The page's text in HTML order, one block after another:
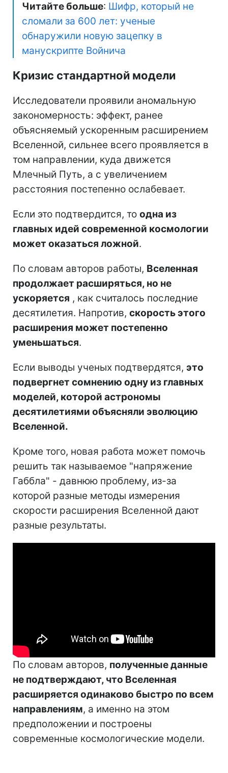
Читайте больше: Шифр, который не
сломали за 600 лет: ученые
обнаружили новую зацепку в
манускрипте Войнича
Кризис стандартной модели
Исследователи проявили аномальную
закономерность: эффект, ранее
объясняемый ускоренным расширением
Вселенной, сильнее всего проявляется в
том направлении, куда движется
Млечный Путь, а с увеличением
расстояния постепенно ослабевает.
Если это подтвердится, то одна из
главных идей современной космологии
может оказаться ложной.
По словам авторов работы, Вселенная
продолжает расширяться, но не
ускоряется , как считалось последние
десятилетия. Напротив, скорость этого
расширения может постепенно
уменьшаться.
Если выводы ученых подтвердятся, это
подвергнет сомнению одну из главных
моделей, которой астрономы
десятилетиями объясняли эволюцию
Вселенной.
Кроме того, новая работа может помочь
решить так называемое "напряжение
Габбла" - давнюю проблему, из-за
которой разные методы измерения
скорости расширения Вселенной дают
разные результаты.
По словам авторов, полученные данные
не подтверждают, что Вселенная
расширяется одинаково быстро по всем
направлениям, а именно на этом
предположении и построены
современные космологические модели.